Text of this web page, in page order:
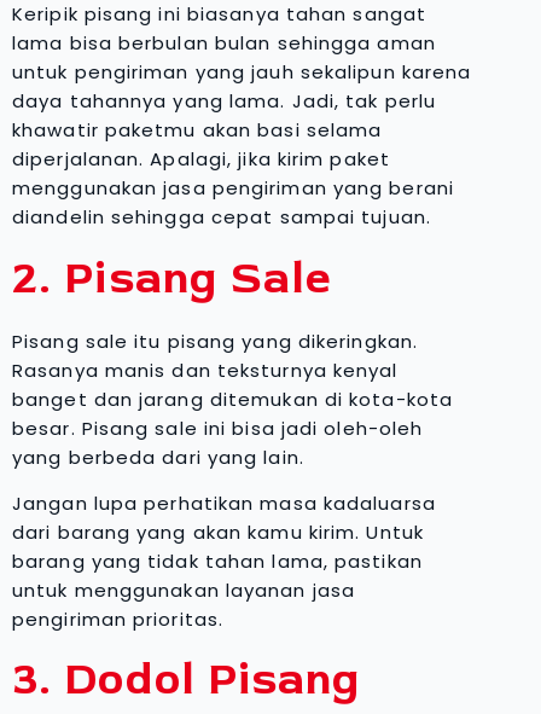
Keripik pisang ini biasanya tahan sangat
lama bisa berbulan bulan sehingga aman
untuk pengiriman yang jauh sekalipun karena
daya tahannya yang lama. Jadi, tak perlu
khawatir paketmu akan basi selama
diperjalanan. Apalagi, jika kirim paket
menggunakan jasa pengiriman yang berani
diandelin sehingga cepat sampai tujuan.
2. Pisang Sale
Pisang sale itu pisang yang dikeringkan.
Rasanya manis dan teksturnya kenyal
banget dan jarang ditemukan di kota-kota
besar. Pisang sale ini bisa jadi oleh-oleh
yang berbeda dari yang lain.
Jangan lupa perhatikan masa kadaluarsa
dari barang yang akan kamu kirim. Untuk
barang yang tidak tahan lama, pastikan
untuk menggunakan layanan jasa
pengiriman prioritas.
3. Dodol Pisang